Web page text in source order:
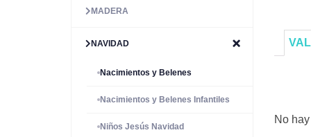
No
MADERA
NAVIDAD
Nacimientos y Belenes
Nacimientos y Belenes Infantiles
Niños Jesús Navidad